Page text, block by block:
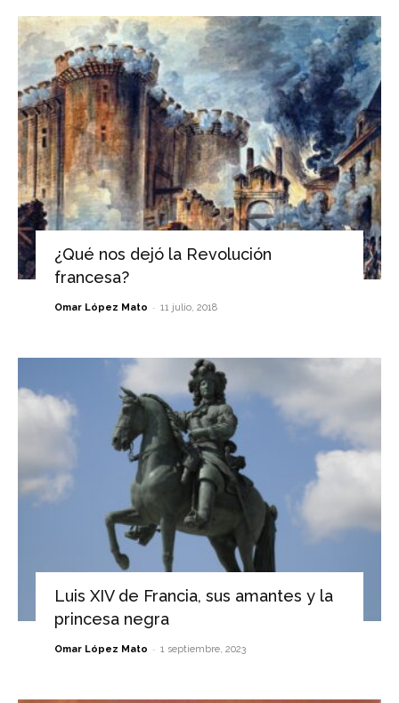
¿Qué nos dejó la Revolución
francesa?
Omar López Mato - 11 julio, 2018
Luis XIV de Francia, sus amantes y la
princesa negra
Omar López Mato - 1 septiembre, 2023